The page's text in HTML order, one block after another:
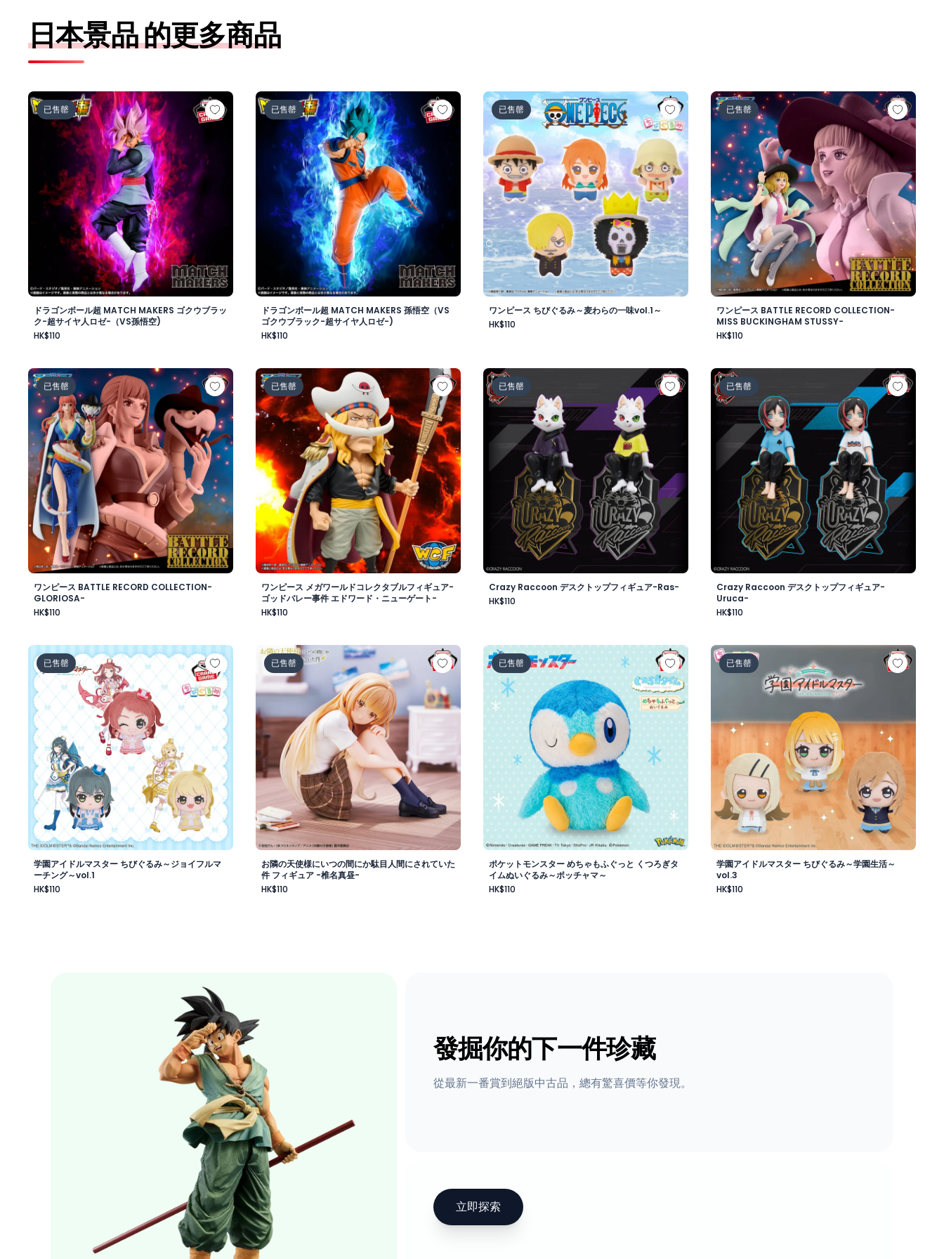
日本景品 的更多商品
ドラゴンボール超 MATCH MAKERS ゴクウブラック-超サイヤ人ロゼ-（VS孫悟空)
已售罄
ドラゴンボール超 MATCH MAKERS ゴクウブラッ
ク-超サイヤ人ロゼ-（VS孫悟空)
HK$110
ドラゴンボール超 MATCH MAKERS 孫悟空（VSゴクウブラック-超サイヤ人ロゼ-)
已售罄
ドラゴンボール超 MATCH MAKERS 孫悟空（VS
ゴクウブラック-超サイヤ人ロゼ-)
HK$110
ワンピース ちびぐるみ～麦わらの一味vol.1～
已售罄
ワンピース ちびぐるみ～麦わらの一味vol.1～
HK$110
ワンピース BATTLE RECORD COLLECTION-
已售罄
ワンピース BATTLE RECORD COLLECTION-
MISS BUCKINGHAM STUSSY-
HK$110
ワンピース BATTLE RECORD COLLECTION-GLORIOSA-
已售罄
ワンピース BATTLE RECORD COLLECTION-
GLORIOSA-
HK$110
ワンピース メガワールドコレクタブルフィギュア-ゴッドバレー事件 エドワード・ニューゲート-
已售罄
ワンピース メガワールドコレクタブルフィギュア-
ゴッドバレー事件 エドワード・ニューゲート-
HK$110
Crazy Raccoon デスクトップフィギュア-Ras-
已售罄
Crazy Raccoon デスクトップフィギュア-Ras-
HK$110
Crazy Raccoon デスクトップフィギュア-
已售罄
Crazy Raccoon デスクトップフィギュア-
Uruca-
HK$110
学園アイドルマスター ちびぐるみ～ジョイフルマーチング～vol.1
已售罄
学園アイドルマスター ちびぐるみ～ジョイフルマ
ーチング～vol.1
HK$110
お隣の天使様にいつの間にか駄目人間にされていた件 フィギュア -椎名真昼-
已售罄
お隣の天使様にいつの間にか駄目人間にされていた
件 フィギュア -椎名真昼-
HK$110
ポケットモンスター めちゃもふぐっと くつろぎタイムぬいぐるみ～ポッチャマ～
已售罄
ポケットモンスター めちゃもふぐっと くつろぎタ
イムぬいぐるみ～ポッチャマ～
HK$110
学園アイドルマスター ちびぐるみ～学園生活
已售罄
学園アイドルマスター ちびぐるみ～学園生活～
vol.3
HK$110
發掘你的下一件珍藏
從最新一番賞到絕版中古品，總有驚喜價等你發現。
立即探索